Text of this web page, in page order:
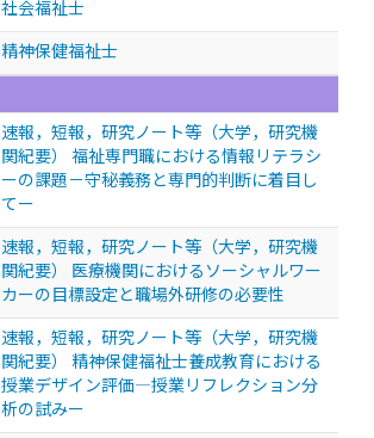
社会福祉士
精神保健福祉士
速報，短報，研究ノート等（大学，研究機
関紀要） 福祉専門職における情報リテラシ
ーの課題－守秘義務と専門的判断に着目し
てー
速報，短報，研究ノート等（大学，研究機
関紀要） 医療機関におけるソーシャルワー
カーの目標設定と職場外研修の必要性
速報，短報，研究ノート等（大学，研究機
関紀要） 精神保健福祉士養成教育における
授業デザイン評価―授業リフレクション分
析の試みー